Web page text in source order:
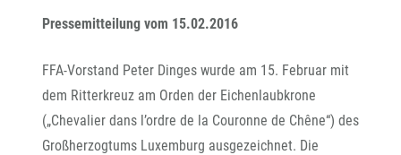
Pressemitteilung vom 15.02.2016
FFA-Vorstand Peter Dinges wurde am 15. Februar mit
dem Ritterkreuz am Orden der Eichenlaubkrone
(„Chevalier dans l’ordre de la Couronne de Chêne“) des
Großherzogtums Luxemburg ausgezeichnet. Die